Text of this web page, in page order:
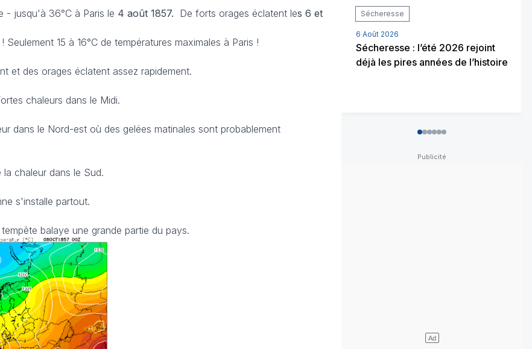
- jusqu'à 36°C à Paris le 4 août 1857. De forts orages éclatent les 6 et
Seulement 15 à 16°C de températures maximales à Paris !
et des orages éclatent assez rapidement.
chaleurs dans le Midi.
dans le Nord-est où des gelées matinales sont probablement
la chaleur dans le Sud.
s'installe partout.
balaye une grande partie du pays.
Sécheresse
6 Août 2026
Sécheresse : l’été 2026 rejoint
déjà les pires années de l’histoire
012345